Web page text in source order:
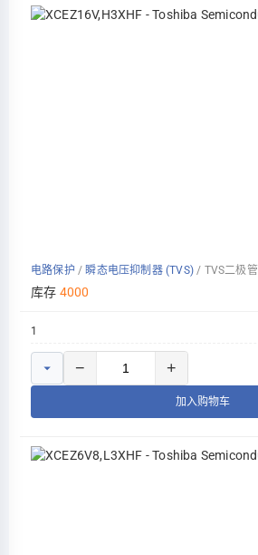
Qorvo
电路保护 / 瞬态电压抑制器 (TVS) / TVS二极管
库存 4000
1
− +
加入购物车